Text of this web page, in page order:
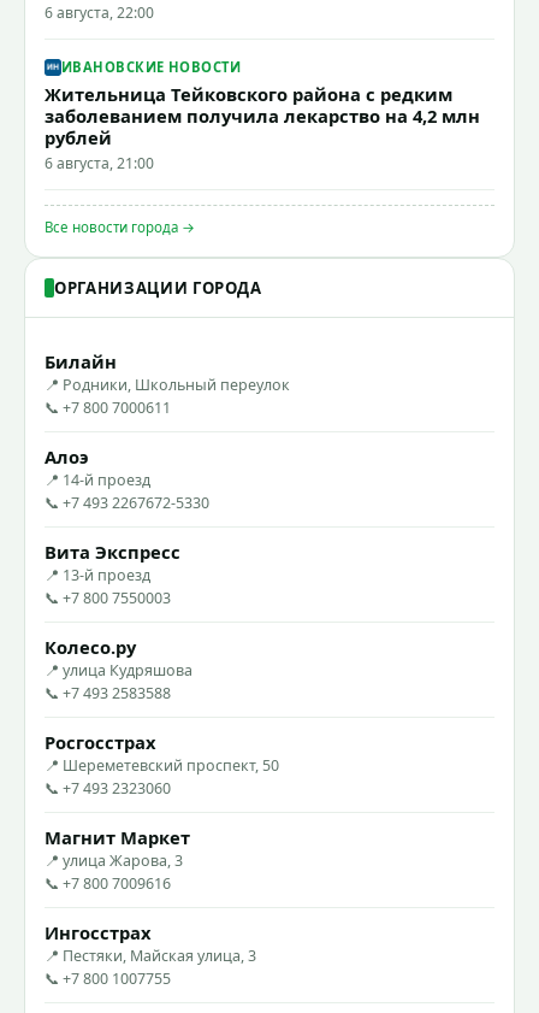
6 августа, 22:00
ИВАНОВСКИЕ НОВОСТИ
Жительница Тейковского района с редким
заболеванием получила лекарство на 4,2 млн
рублей
6 августа, 21:00
Все новости города →
ОРГАНИЗАЦИИ ГОРОДА
Билайн
📍 Родники, Школьный переулок
📞 +7 800 7000611
Алоэ
📍 14-й проезд
📞 +7 493 2267672-5330
Вита Экспресс
📍 13-й проезд
📞 +7 800 7550003
Колесо.ру
📍 улица Кудряшова
📞 +7 493 2583588
Росгосстрах
📍 Шереметевский проспект, 50
📞 +7 493 2323060
Магнит Маркет
📍 улица Жарова, 3
📞 +7 800 7009616
Ингосстрах
📍 Пестяки, Майская улица, 3
📞 +7 800 1007755